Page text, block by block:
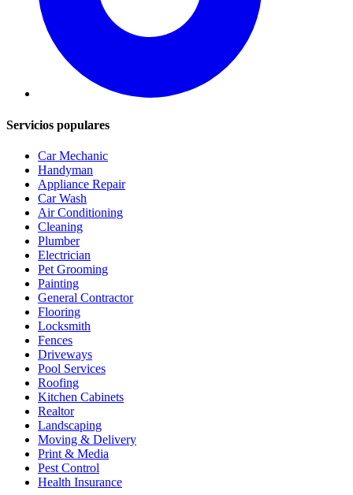
Servicios populares
Car Mechanic
Handyman
Appliance Repair
Car Wash
Air Conditioning
Cleaning
Plumber
Electrician
Pet Grooming
Painting
General Contractor
Flooring
Locksmith
Fences
Driveways
Pool Services
Roofing
Kitchen Cabinets
Realtor
Landscaping
Moving & Delivery
Print & Media
Pest Control
Health Insurance